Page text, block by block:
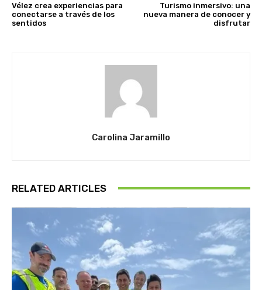
Vélez crea experiencias para
conectarse a través de los
sentidos
Turismo inmersivo: una
nueva manera de conocer y
disfrutar
Carolina Jaramillo
RELATED ARTICLES